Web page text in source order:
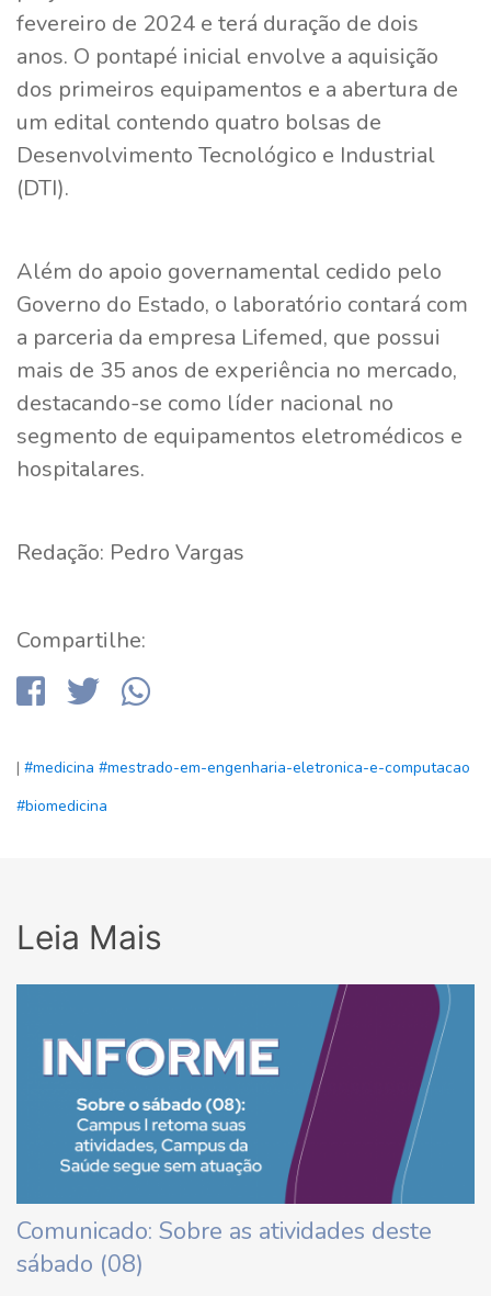
fevereiro de 2024 e terá duração de dois
anos. O pontapé inicial envolve a aquisição
dos primeiros equipamentos e a abertura de
um edital contendo quatro bolsas de
Desenvolvimento Tecnológico e Industrial
(DTI).
Além do apoio governamental cedido pelo
Governo do Estado, o laboratório contará com
a parceria da empresa Lifemed, que possui
mais de 35 anos de experiência no mercado,
destacando-se como líder nacional no
segmento de equipamentos eletromédicos e
hospitalares.
Redação: Pedro Vargas
Compartilhe:
| #medicina #mestrado-em-engenharia-eletronica-e-computacao
#biomedicina
Leia Mais
Comunicado: Sobre as atividades deste
sábado (08)